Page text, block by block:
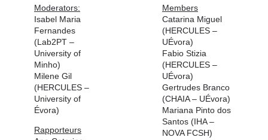
Moderators:
Isabel Maria
Fernandes
(Lab2PT –
University of
Minho)
Milene Gil
(HERCULES –
University of
Évora)
Rapporteurs
Members
Catarina Miguel
(HERCULES –
UÉvora)
Fabio Stizia
(HERCULES –
UÉvora)
Gertrudes Branco
(CHAIA – UÉvora)
Mariana Pinto dos
Santos (IHA –
NOVA FCSH)